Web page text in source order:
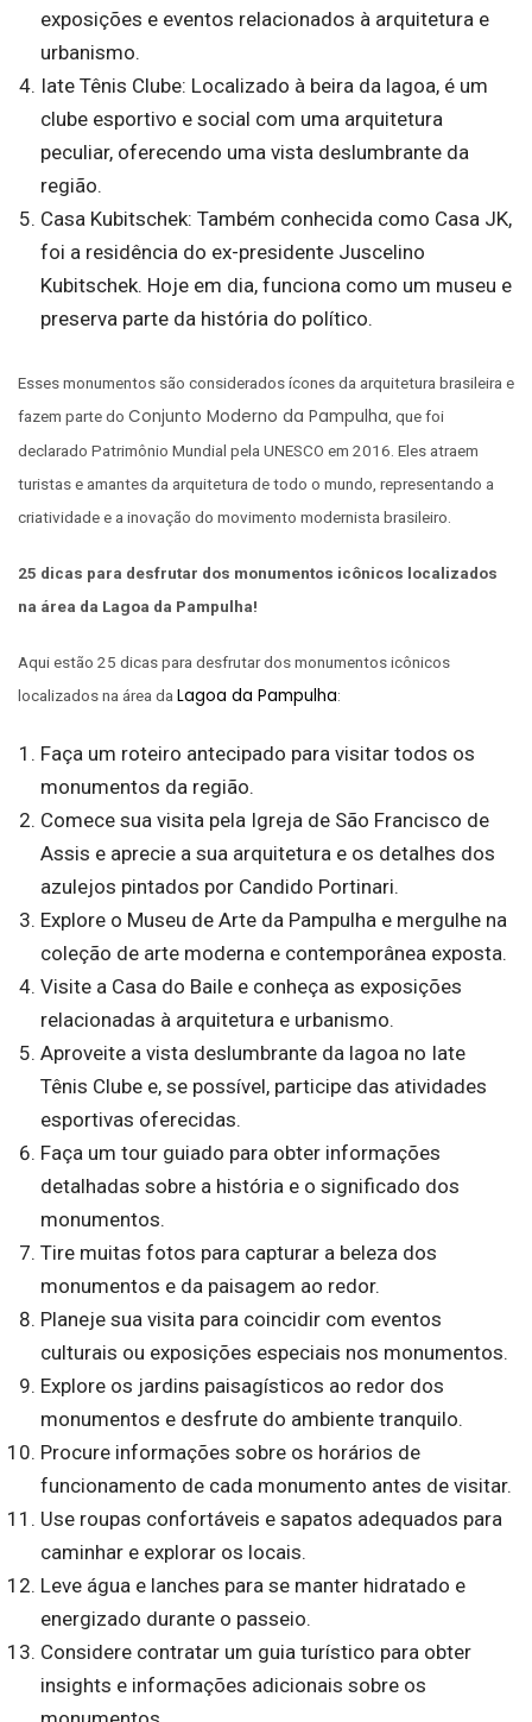
exposições e eventos relacionados à arquitetura e
urbanismo.
Iate Tênis Clube: Localizado à beira da lagoa, é um
clube esportivo e social com uma arquitetura
peculiar, oferecendo uma vista deslumbrante da
região.
Casa Kubitschek: Também conhecida como Casa JK,
foi a residência do ex-presidente Juscelino
Kubitschek. Hoje em dia, funciona como um museu e
preserva parte da história do político.
Esses monumentos são considerados ícones da arquitetura brasileira e
fazem parte do Conjunto Moderno da Pampulha , que foi
declarado Patrimônio Mundial pela UNESCO em 2016. Eles atraem
turistas e amantes da arquitetura de todo o mundo, representando a
criatividade e a inovação do movimento modernista brasileiro.
25 dicas para desfrutar dos monumentos icônicos localizados
na área da Lagoa da Pampulha!
Aqui estão 25 dicas para desfrutar dos monumentos icônicos
localizados na área daLagoa da Pampulha:
Faça um roteiro antecipado para visitar todos os
monumentos da região.
Comece sua visita pela Igreja de São Francisco de
Assis e aprecie a sua arquitetura e os detalhes dos
azulejos pintados por Candido Portinari.
Explore o Museu de Arte da Pampulha e mergulhe na
coleção de arte moderna e contemporânea exposta.
Visite a Casa do Baile e conheça as exposições
relacionadas à arquitetura e urbanismo.
Aproveite a vista deslumbrante da lagoa no Iate
Tênis Clube e, se possível, participe das atividades
esportivas oferecidas.
Faça um tour guiado para obter informações
detalhadas sobre a história e o significado dos
monumentos.
Tire muitas fotos para capturar a beleza dos
monumentos e da paisagem ao redor.
Planeje sua visita para coincidir com eventos
culturais ou exposições especiais nos monumentos.
Explore os jardins paisagísticos ao redor dos
monumentos e desfrute do ambiente tranquilo.
Procure informações sobre os horários de
funcionamento de cada monumento antes de visitar.
Use roupas confortáveis ​​e sapatos adequados para
caminhar e explorar os locais.
Leve água e lanches para se manter hidratado e
energizado durante o passeio.
Considere contratar um guia turístico para obter
insights e informações adicionais sobre os